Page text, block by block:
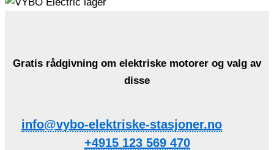
Gratis rådgivning om elektriske motorer og valg av
disse
info@vybo-elektriske-stasjoner.no
+4915 123 569 470